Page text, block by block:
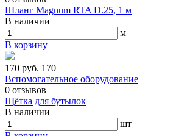
Шланг Magnum RTA D.25, 1 м
В наличии
м
В корзину
170 руб. 170
Вспомогательное оборудование
0 отзывов
Щётка для бутылок
В наличии
шт